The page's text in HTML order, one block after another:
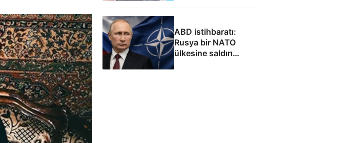
ABD istihbaratı:
Rusya bir NATO
ülkesine saldırı
düzenleyebilir